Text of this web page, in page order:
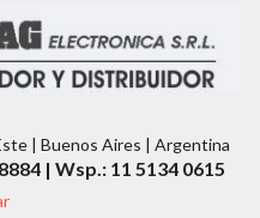
| Buenos Aires | Argentina
| Wsp.: 11 5134 0615